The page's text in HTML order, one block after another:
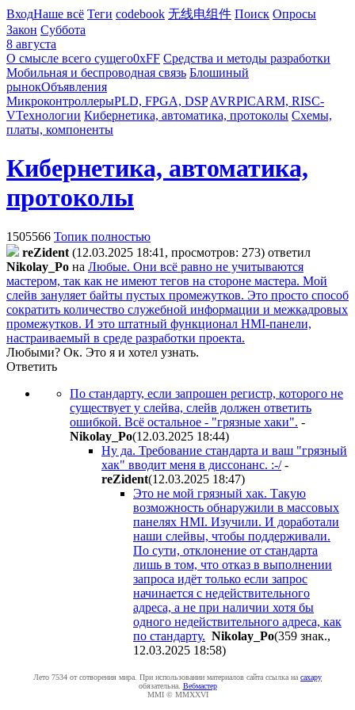
ВходНаше всё Теги codebook 无线电组件 Поиск Опросы
Закон Суббота
8 августа
О смысле всего сущего0xFF Средства и методы разработки
Мобильная и беспроводная связь Блошиный
рынокОбъявления
МикроконтроллерыPLD, FPGA, DSP AVRPICARM, RISC-
VТехнологии Кибернетика, автоматика, протоколы Схемы,
платы, компоненты
Кибернетика, автоматика,
протоколы
1505566 Топик полностью
reZident (12.03.2025 18:41, просмотров: 273) ответил
Nikolay_Po на Любые. Они всё равно не учитываются
мастером, так как не имеют тегов на стороне мастера. Мой
слейв зануляет байты пустых промежутков. Это просто способ
сократить количество служебной информации и межкадровых
промежутков. И это штатный функционал HMI-панели,
настраиваемый в среде разработки проекта.
Любыми? Ок. Это я и хотел узнать.
Ответить
По стандарту, если запрошен регистр, которого не
существует у слейва, слейв должен ответить
ошибкой. Всё остальное - "грязные хаки". -
Nikolay_Po(12.03.2025 18:44)
Ну да. Требование стандарта и ваш "грязный
хак" вводит меня в диссонанс. :-/-
reZident(12.03.2025 18:47)
Это не мой грязный хак. Такую
возможность обнаружили в массовых
панелях HMI. Изучили. И доработали
наши слейвы, чтобы поддерживали.
По сути, отклонение от стандарта
лишь в том, что отказ в выполнении
запроса идёт только если запрос
начинается с недействительного
адреса, а не при наличии хотя бы
одного недействительного адреса, как
по стандарту. Nikolay_Po(359 знак.,
12.03.2025 18:58)
Лето 7534 от сотворения мира. При использовании материалов сайта ссылка на caxapу
обязательна. Вебмастер
MMI © MMXXVI